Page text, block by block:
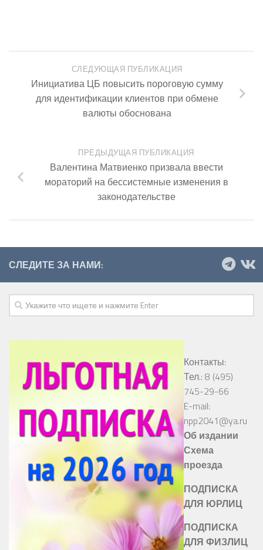
СЛЕДУЮЩАЯ ПУБЛИКАЦИЯ
Инициатива ЦБ повысить пороговую сумму
для идентификации клиентов при обмене
валюты обоснована
ПРЕДЫДУЩАЯ ПУБЛИКАЦИЯ
Валентина Матвиенко призвала ввести
мораторий на бессистемные изменения в
законодательстве
СЛЕДИТЕ ЗА НАМИ:
Контакты:
Тел.: 8 (495)
745-29-66
E-mail:
npp2041@ya.ru
Об издании
Схема
проезда
ПОДПИСКА
ДЛЯ ЮРЛИЦ
ПОДПИСКА
ДЛЯ ФИЗЛИЦ